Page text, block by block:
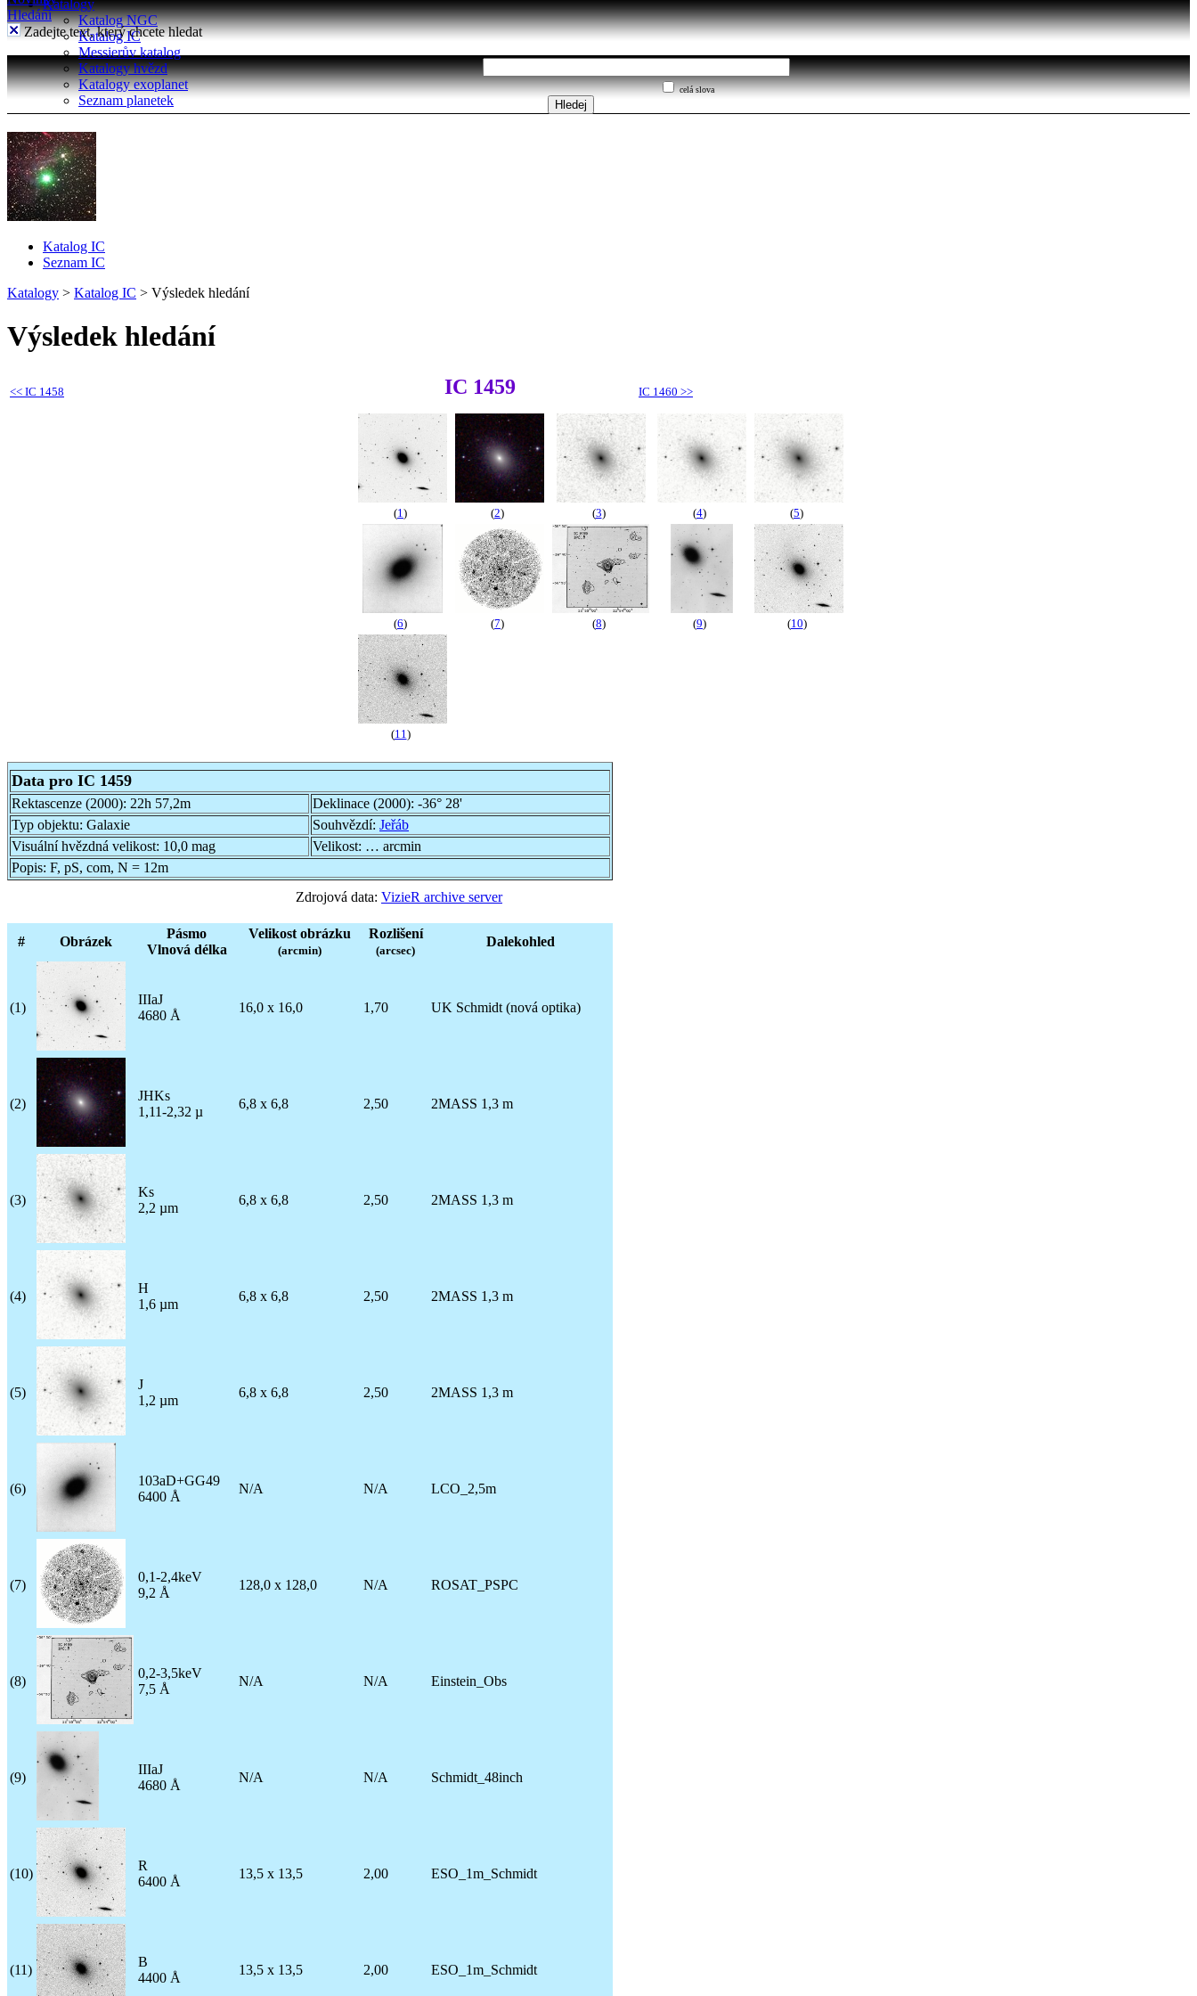
Katalogy
Katalog NGC
Katalog IC
Messierův katalog
Katalogy hvězd
Katalogy exoplanet
Seznam planetek
Hledání
Zadejte text, který chcete hledat
celá slova
Katalog IC
Seznam IC
Katalogy > Katalog IC > Výsledek hledání
Výsledek hledání
<< IC 1458 IC 1459 IC 1460 >>
(1 ) (2) (3) (4) (5)
(6) (7) (8) (9) (10)
(11 )
Data pro IC 1459
Rektascenze (2000): 22h 57,2m Deklinace (2000): -36° 28'
Typ objektu: Galaxie Souhvězdí: Jeřáb
Visuální hvězdná velikost: 10,0 mag Velikost: … arcmin
Popis: F, pS, com, N = 12m
Zdrojová data: VizieR archive server
# Obrázek
Pásmo
Vlnová délka
Velikost obrázku
(arcmin)
Rozlišení
(arcsec)
Dalekohled
(1)
IIIaJ
4680 Å
16,0 x 16,0 1,70 UK Schmidt (nová optika)
(2)
JHKs
1,11-2,32 µ
6,8 x 6,8 2,50 2MASS 1,3 m
(3)
Ks
2,2 µm
6,8 x 6,8 2,50 2MASS 1,3 m
(4)
H
1,6 µm
6,8 x 6,8 2,50 2MASS 1,3 m
(5)
J
1,2 µm
6,8 x 6,8 2,50 2MASS 1,3 m
(6)
103aD+GG49
6400 Å
N/A N/A LCO_2,5m
(7)
0,1-2,4keV
9,2 Å
128,0 x 128,0 N/A ROSAT_PSPC
(8)
0,2-3,5keV
7,5 Å
N/A N/A Einstein_Obs
(9)
IIIaJ
4680 Å
N/A N/A Schmidt_48inch
(10)
R
6400 Å
13,5 x 13,5 2,00 ESO_1m_Schmidt
(11)
B
4400 Å
13,5 x 13,5 2,00 ESO_1m_Schmidt